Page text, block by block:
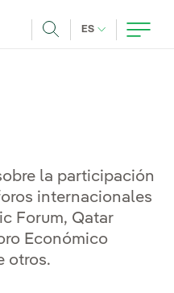
ES IDIOMA
la participación
internacionales
Forum, Qatar
Económico
otros.